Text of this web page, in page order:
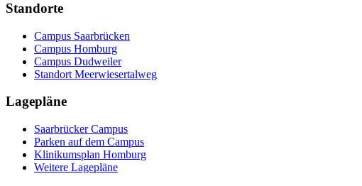
Standorte
Campus Saarbrücken
Campus Homburg
Campus Dudweiler
Standort Meerwiesertalweg
Lagepläne
Saarbrücker Campus
Parken auf dem Campus
Klinikumsplan Homburg
Weitere Lagepläne